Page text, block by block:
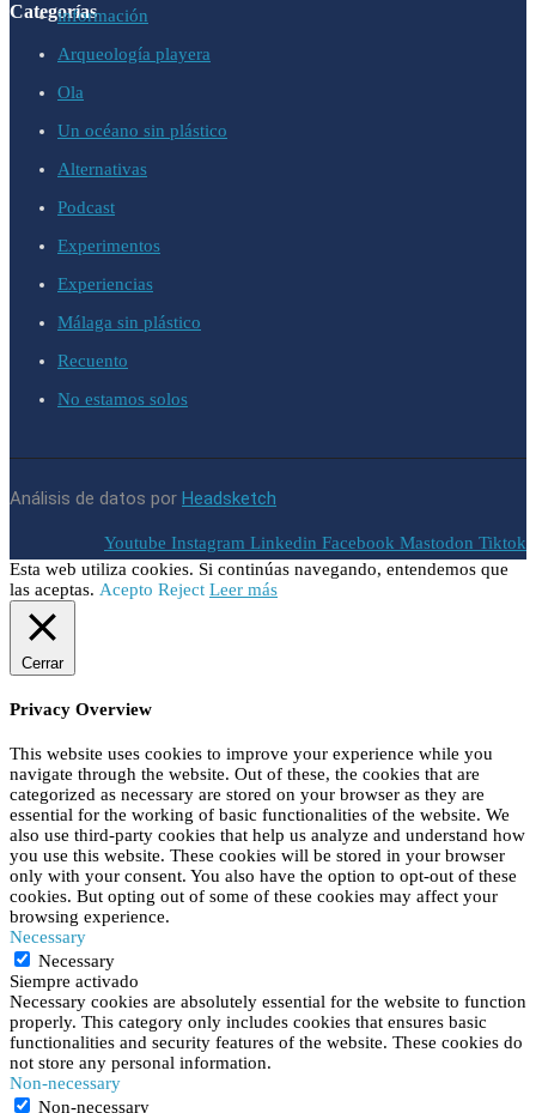
Categoríasinformación
Arqueología playera
Ola
Un océano sin plástico
Alternativas
Podcast
Experimentos
Experiencias
Málaga sin plástico
Recuento
No estamos solos
Análisis de datos por Headsketch
Youtube Instagram Linkedin Facebook Mastodon Tiktok
Esta web utiliza cookies. Si continúas navegando, entendemos que
las aceptas. Acepto Reject Leer más
Cerrar
Privacy Overview
This website uses cookies to improve your experience while you
navigate through the website. Out of these, the cookies that are
categorized as necessary are stored on your browser as they are
essential for the working of basic functionalities of the website. We
also use third-party cookies that help us analyze and understand how
you use this website. These cookies will be stored in your browser
only with your consent. You also have the option to opt-out of these
cookies. But opting out of some of these cookies may affect your
browsing experience.
Necessary
Necessary
Siempre activado
Necessary cookies are absolutely essential for the website to function
properly. This category only includes cookies that ensures basic
functionalities and security features of the website. These cookies do
not store any personal information.
Non-necessary
Non-necessary